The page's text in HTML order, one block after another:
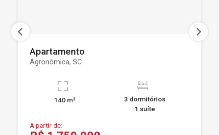
Apartamento
Agronômica, SC
140 m²
3 dormitórios
1 suíte
A partir de: